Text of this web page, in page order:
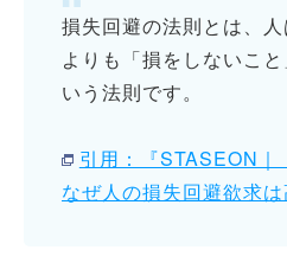
損失回避の法則とは、人
よりも「損をしないこ
いう法則です。
引用：『STASEON｜
なぜ人の損失回避欲求は